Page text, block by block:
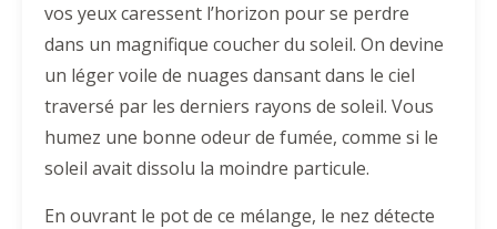
vos yeux caressent l’horizon pour se perdre
dans un magnifique coucher du soleil. On devine
un léger voile de nuages dansant dans le ciel
traversé par les derniers rayons de soleil. Vous
humez une bonne odeur de fumée, comme si le
soleil avait dissolu la moindre particule.
En ouvrant le pot de ce mélange, le nez détecte